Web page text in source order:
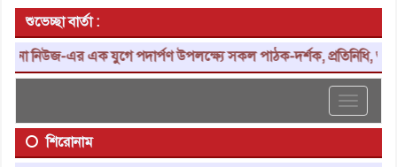
শুভেচ্ছা বার্তা :
এর এক যুগে পদার্পণ উপলক্ষ্যে সকল পাঠক-দর্শক, প্রতিনিধি,
Toggle
শিরোনাম